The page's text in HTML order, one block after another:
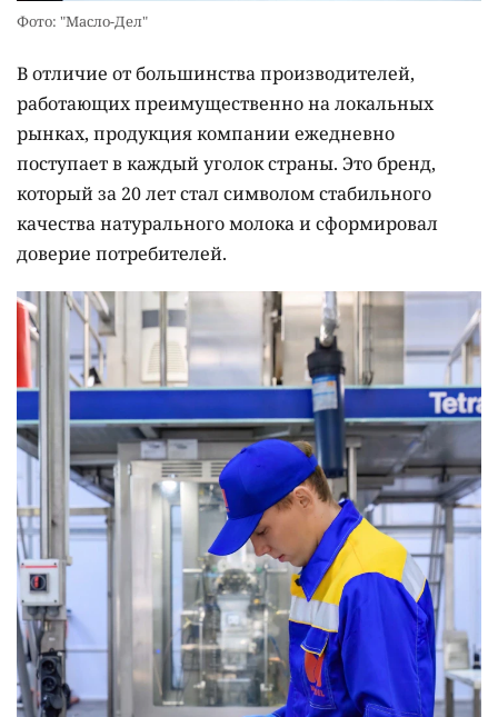
Фото: "Масло-Дел"
В отличие от большинства производителей,
работающих преимущественно на локальных
рынках, продукция компании ежедневно
поступает в каждый уголок страны. Это бренд,
который за 20 лет стал символом стабильного
качества натурального молока и сформировал
доверие потребителей.